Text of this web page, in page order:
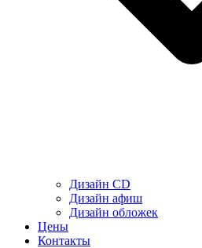
Дизайн CD
Дизайн афиш
Дизайн обложек
Цены
Контакты